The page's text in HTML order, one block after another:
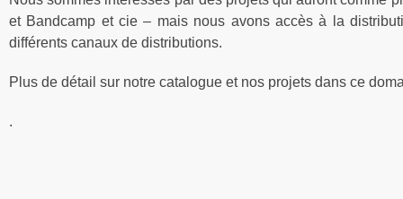
et Bandcamp et cie – mais nous avons accès à la
différents canaux de distributions.
Plus de détail sur notre catalogue et nos projets dans ce
.